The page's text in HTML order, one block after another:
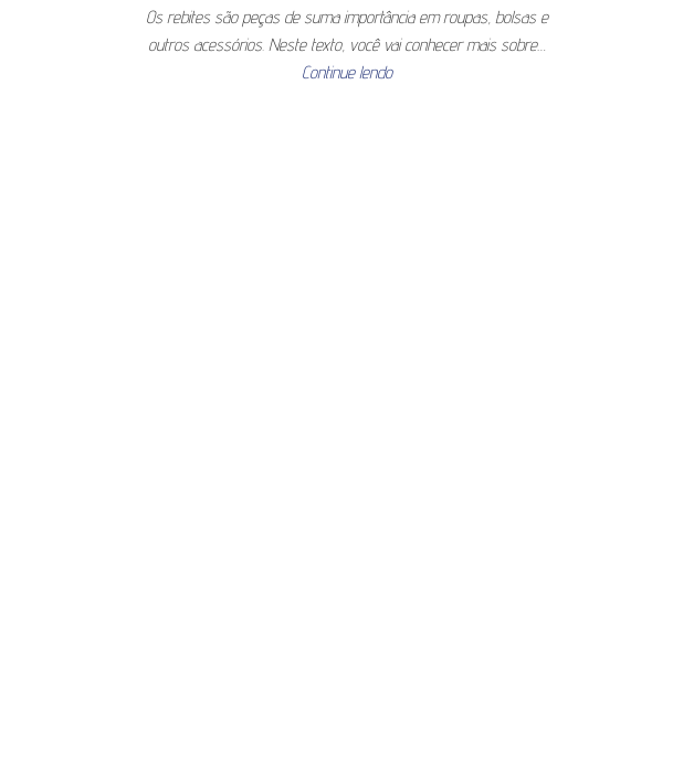
Os rebites são peças de suma importância em roupas, bolsas e
outros acessórios. Neste texto, você vai conhecer mais sobre…
Continue lendo